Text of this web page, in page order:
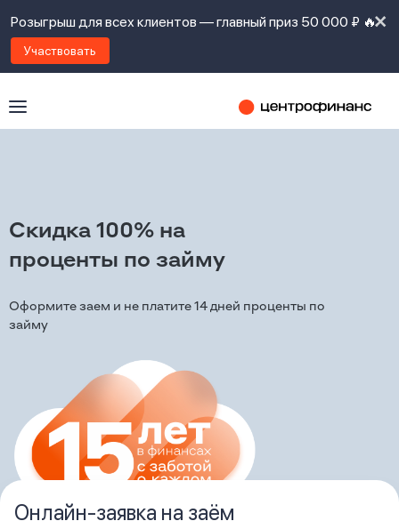
Розыгрыш для всех клиентов — главный приз 50 000 ₽ 🔥
Участвовать
Скидка 100% на
проценты по займу
Оформите заем и не платите 14 дней проценты по
займу
Онлайн-заявка на заём
Мы еще
не знакомы!
Для получения займа оформите
заявку!
Оформить заявку
Войти под другим номером
Сервис пока в разработке
Извините за неудобства
Ок